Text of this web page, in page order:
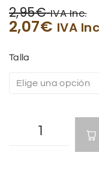
2,95€ IVA Inc.
2,07€ IVA
Talla